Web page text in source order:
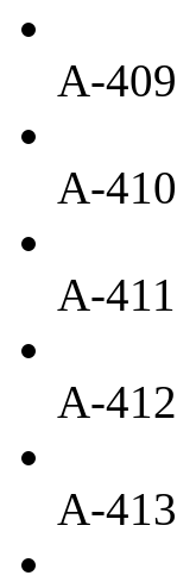
A-409
A-410
A-411
A-412
A-413